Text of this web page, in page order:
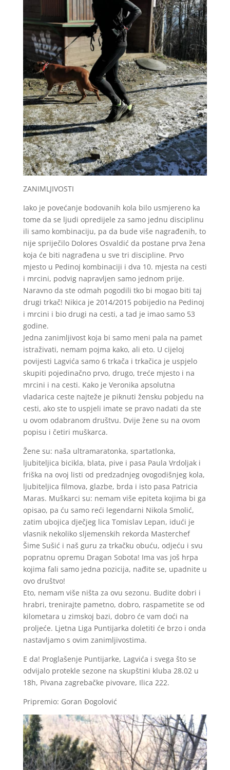
ZANIMLJIVOSTI
Iako je povećanje bodovanih kola bilo usmjereno ka
tome da se ljudi opredijele za samo jednu disciplinu
ili samo kombinaciju, pa da bude više nagrađenih, to
nije spriječilo Dolores Osvaldić da postane prva žena
koja će biti nagrađena u sve tri discipline. Prvo
mjesto u Pedinoj kombinaciji i dva 10. mjesta na cesti
i mrcini, podvig napravljen samo jednom prije.
Naravno da ste odmah pogodili tko bi mogao biti taj
drugi trkač! Nikica je 2014/2015 pobijedio na Pedinoj
i mrcini i bio drugi na cesti, a tad je imao samo 53
godine.
Jedna zanimljivost koja bi samo meni pala na pamet
istraživati, nemam pojma kako, ali eto. U cijeloj
povijesti Lagvića samo 6 trkača i trkačica je uspjelo
skupiti pojedinačno prvo, drugo, treće mjesto i na
mrcini i na cesti. Kako je Veronika apsolutna
vladarica ceste najteže je piknuti žensku pobjedu na
cesti, ako ste to uspjeli imate se pravo nadati da ste
u ovom odabranom društvu. Dvije žene su na ovom
popisu i četiri muškarca.
Žene su: naša ultramaratonka, spartatlonka,
ljubiteljica bicikla, blata, pive i pasa Paula Vrdoljak i
friška na ovoj listi od predzadnjeg ovogodišnjeg kola,
ljubiteljica filmova, glazbe, brda i isto pasa Patricia
Maras. Muškarci su: nemam više epiteta kojima bi ga
opisao, pa ću samo reći legendarni Nikola Smolić,
zatim ubojica dječjeg lica Tomislav Lepan, idući je
vlasnik nekoliko sljemenskih rekorda Masterchef
Šime Sušić i naš guru za trkačku obuću, odjeću i svu
popratnu opremu Dragan Sobota! Ima vas još hrpa
kojima fali samo jedna pozicija, nađite se, upadnite u
ovo društvo!
Eto, nemam više ništa za ovu sezonu. Budite dobri i
hrabri, trenirajte pametno, dobro, raspametite se od
kilometara u zimskoj bazi, dobro će vam doći na
proljeće. Ljetna Liga Puntijarka doletiti će brzo i onda
nastavljamo s ovim zanimljivostima.
E da! Proglašenje Puntijarke, Lagvića i svega što se
odvijalo protekle sezone na skupštini kluba 28.02 u
18h, Pivana zagrebačke pivovare, Ilica 222.
Pripremio: Goran Đogolović